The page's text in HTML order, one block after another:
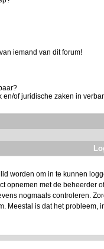
iemand van dit forum!
of juridische zaken in
worden om in te kunnen
opnemen met de beheerder
nogmaals controleren.
Meestal is dat het